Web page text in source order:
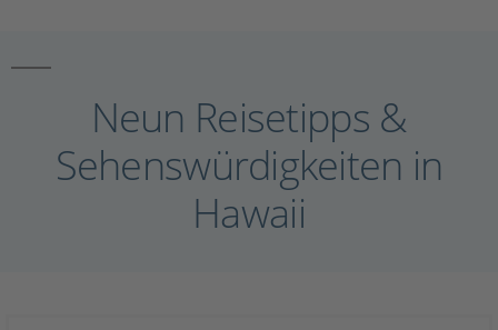
Neun Reisetipps &
Sehenswürdigkeiten in
Hawaii